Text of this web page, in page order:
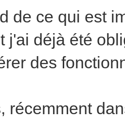
de ce qui est
j'ai déjà été
des
récemment